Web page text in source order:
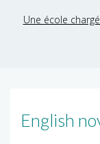
Une école
English